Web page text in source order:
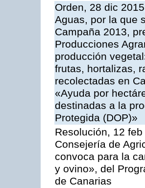
Orden, 28 dic
Aguas, por la que
Campaña 2013,
Producciones
producción
frutas, hortalizas,
recolectadas en
«Ayuda por
destinadas a la
Protegida (DOP)»
Resolución, 12
Consejería de
convoca para la
y ovino», del
de Canarias